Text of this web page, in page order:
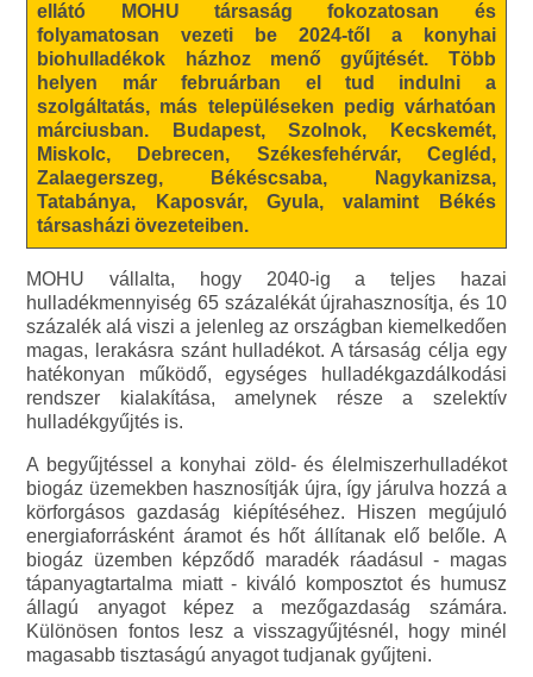
ellátó MOHU társaság fokozatosan és
folyamatosan vezeti be 2024-től a konyhai
biohulladékok házhoz menő gyűjtését. Több
helyen már februárban el tud indulni a
szolgáltatás, más településeken pedig várhatóan
márciusban. Budapest, Szolnok, Kecskemét,
Miskolc, Debrecen, Székesfehérvár, Cegléd,
Zalaegerszeg, Békéscsaba, Nagykanizsa,
Tatabánya, Kaposvár, Gyula, valamint Békés
társasházi övezeteiben.
MOHU vállalta, hogy 2040-ig a teljes hazai
hulladékmennyiség 65 százalékát újrahasznosítja, és 10
százalék alá viszi a jelenleg az országban kiemelkedően
magas, lerakásra szánt hulladékot. A társaság célja egy
hatékonyan működő, egységes hulladékgazdálkodási
rendszer kialakítása, amelynek része a szelektív
hulladékgyűjtés is.
A begyűjtéssel a konyhai zöld- és élelmiszerhulladékot
biogáz üzemekben hasznosítják újra, így járulva hozzá a
körforgásos gazdaság kiépítéséhez. Hiszen megújuló
energiaforrásként áramot és hőt állítanak elő belőle. A
biogáz üzemben képződő maradék ráadásul - magas
tápanyagtartalma miatt - kiváló komposztot és humusz
állagú anyagot képez a mezőgazdaság számára.
Különösen fontos lesz a visszagyűjtésnél, hogy minél
magasabb tisztaságú anyagot tudjanak gyűjteni.